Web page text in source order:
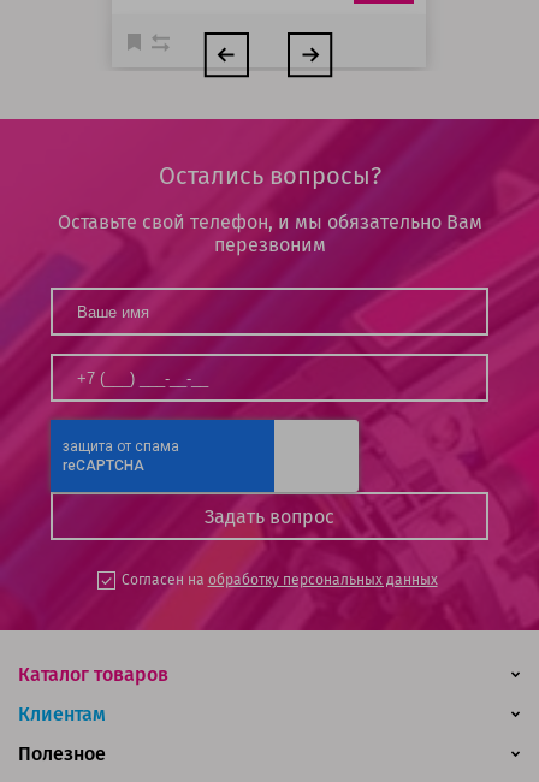
Остались вопросы?
Оставьте свой телефон, и мы обязательно Вам
перезвоним
Согласен на обработку персональных данных
Каталог товаров
Клиентам
Полезное